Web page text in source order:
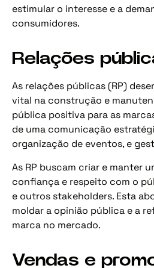
estimular o interesse e a
consumidores.
Relações
As relações públicas (RP)
vital na construção e
pública positiva para as
de uma comunicação
organização de eventos, e
As RP buscam criar e manter
confiança e respeito com o
e outros stakeholders. Esta
moldar a opinião pública e a
marca no mercado.
Vendas e